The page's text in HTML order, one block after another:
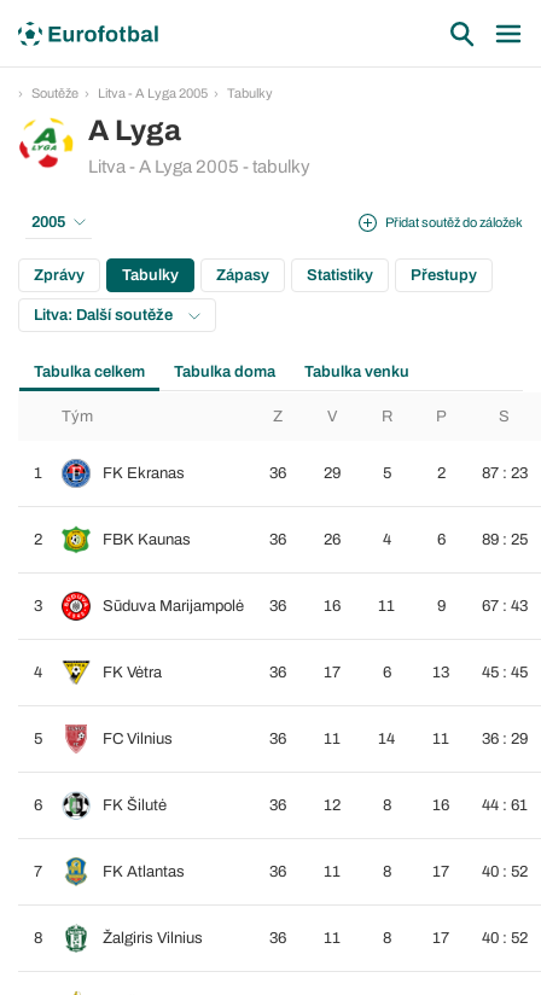
Soutěže Litva - A Lyga 2005 Tabulky
A Lyga
Litva - A Lyga 2005 - tabulky
Přidat soutěž do záložek
2005
Zprávy Tabulky Zápasy Statistiky Přestupy
Litva: Další soutěže
Tabulka celkem Tabulka doma Tabulka venku
Tým Z V R P S
1 FK Ekranas 36 29 5 2 87 : 23
2 FBK Kaunas 36 26 4 6 89 : 25
3 Sūduva Marijampolė 36 16 11 9 67 : 43
4 FK Vėtra 36 17 6 13 45 : 45
5 FC Vilnius 36 11 14 11 36 : 29
6 FK Šilutė 36 12 8 16 44 : 61
7 FK Atlantas 36 11 8 17 40 : 52
8 Žalgiris Vilnius 36 11 8 17 40 : 52